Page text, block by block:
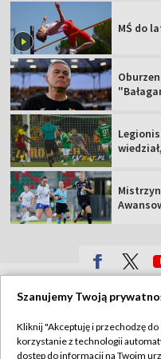
MŚ do
Szanujemy Twoją
Kliknij "Akceptuję i przechodzę
korzystanie z technologii
dostęp do informacji na Twoim